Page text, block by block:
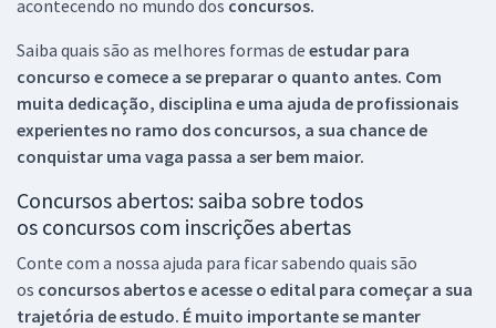
acontecendo no mundo dos concursos.
Saiba quais são as melhores formas de estudar para
concurso e comece a se preparar o quanto antes. Com
muita dedicação, disciplina e uma ajuda de profissionais
experientes no ramo dos concursos, a sua chance de
conquistar uma vaga passa a ser bem maior.
Concursos abertos: saiba sobre todos
os concursos com inscrições abertas
Conte com a nossa ajuda para ficar sabendo quais são
os concursos abertos e acesse o edital para começar a sua
trajetória de estudo. É muito importante se manter